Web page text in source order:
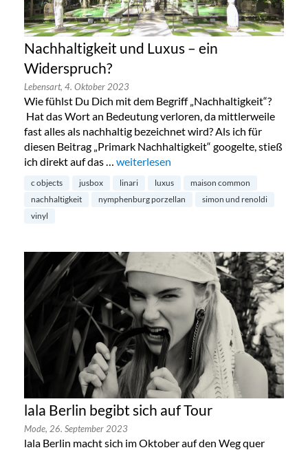
Nachhaltigkeit und Luxus – ein
Widerspruch?
Lebensart, 4. Oktober 2023
Wie fühlst Du Dich mit dem Begriff „Nachhaltigkeit“?
Hat das Wort an Bedeutung verloren, da mittlerweile
fast alles als nachhaltig bezeichnet wird? Als ich für
diesen Beitrag „Primark Nachhaltigkeit“ googelte, stieß
ich direkt auf das … „Nachhaltigkeit und Luxus – ein
weiterlesen
c objects jusbox linari luxus
maison common
nachhaltigkeit
nymphenburg porzellan
simon und renoldi
vinyl
lala Berlin begibt sich auf Tour
Mode, 26. September 2023
lala Berlin macht sich im Oktober auf den Weg quer